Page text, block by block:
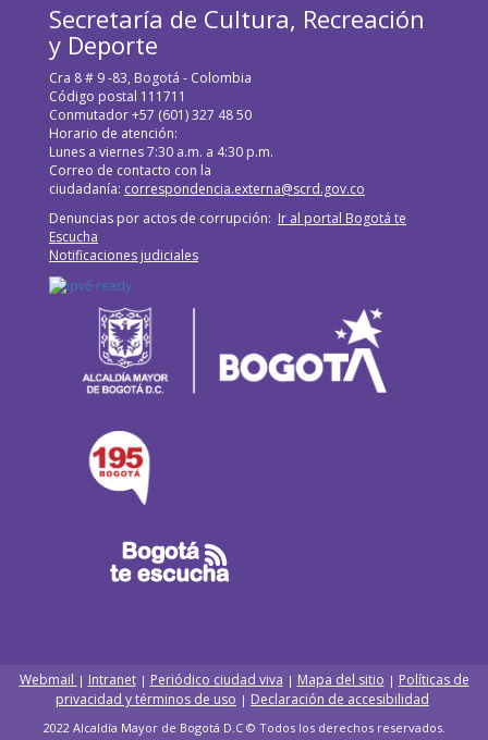
Secretaría de Cultura, Recreación
y Deporte
Cra 8 # 9 -83, Bogotá - Colombia
Código postal 111711
Conmutador +57 (601) 327 48 50
Horario de atención:
Lunes a viernes 7:30 a.m. a 4:30 p.m.
Correo de contacto con la
ciudadanía: correspondencia.externa@scrd.gov.co
Denuncias por actos de corrupción: Ir al portal Bogotá te
Escucha
Notificaciones judiciales
Webmail | Intranet| Periódico ciudad viva | Mapa del sitio | Políticas de
privacidad y términos de uso | Declaración de accesibilidad
2022 Alcaldía Mayor de Bogotá D.C © Todos los derechos reservados.